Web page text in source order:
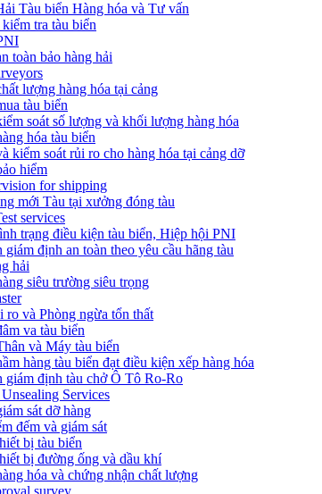
Tàu biển Hàng hóa và Tư vấn
tra tàu biển
toàn bảo hàng hải
lượng hàng hóa tại cảng
tàu biển
soát số lượng và khối lượng hàng hóa
hóa tàu biển
kiểm soát rủi ro cho hàng hóa tại cảng dỡ
hiểm
for shipping
mới Tàu tại xưởng đóng tàu
services
trạng điều kiện tàu biển, Hiệp hội PNI
giám định an toàn theo yêu cầu hãng tàu
hải
siêu trường siêu trọng
ro và Phòng ngừa tổn thất
va tàu biển
và Máy tàu biển
hàng tàu biển đạt điều kiện xếp hàng hóa
giám định tàu chở Ô Tô Ro-Ro
Services
sát dỡ hàng
đếm và giám sát
bị tàu biển
bị đường ống và dầu khí
hóa và chứng nhận chất lượng